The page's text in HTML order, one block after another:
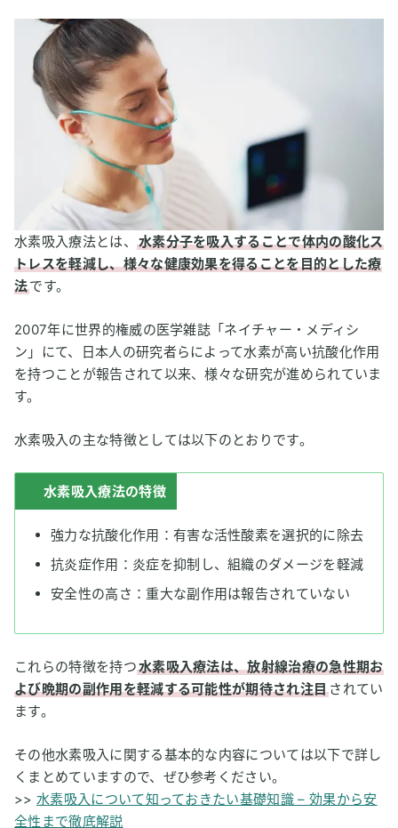
水素吸入療法とは、
水素分子を吸入することで体内の酸化ス
トレスを軽減し、様々な健康効果を得ることを目的とした療
法です。
2007年に世界的権威の医学雑誌「ネイチャー・メディシ
ン」にて、日本人の研究者らによって水素が高い抗酸化作用
を持つことが報告されて以来、様々な研究が進められていま
す。
水素吸入の主な特徴としては以下のとおりです。
水素吸入療法の特徴
強力な抗酸化作用：有害な活性酸素を選択的に除去
抗炎症作用：炎症を抑制し、組織のダメージを軽減
安全性の高さ：重大な副作用は報告されていない
これらの特徴を持つ水素吸入療法は、放射線治療の急性期お
よび晩期の副作用を軽減する可能性が期待され注目されてい
ます。
その他水素吸入に関する基本的な内容については以下で詳し
くまとめていますので、ぜひ参考ください。
>> 水素吸入について知っておきたい基礎知識 – 効果から安
全性まで徹底解説